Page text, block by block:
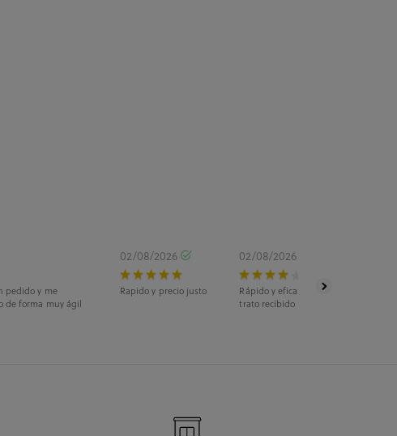
pedido y me
de forma muy ágil
02/08/2026
Rapido y precio justo
02/08/2026
Rápido y eficaz. La recogida fue en
trato recibido fue estupendo.